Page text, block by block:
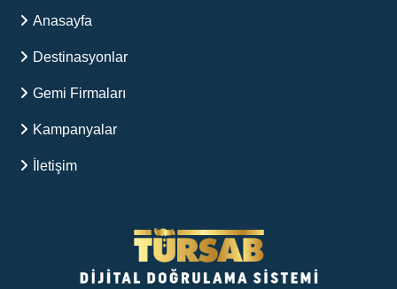
Anasayfa
Destinasyonlar
Gemi Firmaları
Kampanyalar
İletişim